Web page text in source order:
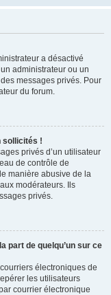
a désactivé
administrateur ou un
messages privés. Pour
du forum.
sollicités !
privés d’un utilisateur
de contrôle de
manière abusive de la
modérateurs. Ils
privés.
part de quelqu’un sur ce
électroniques de
les utilisateurs
courrier électronique